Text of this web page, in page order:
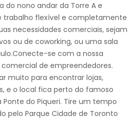
do nono andar da Torre A e
trabalho flexível e completamente
necessidades comerciais, sejam
ou de coworking, ou uma sala
se com a nossa
de empreendedores.
muito para encontrar lojas,
e o local fica perto do famoso
Ponte do Piqueri. Tire um tempo
pelo Parque Cidade de Toronto